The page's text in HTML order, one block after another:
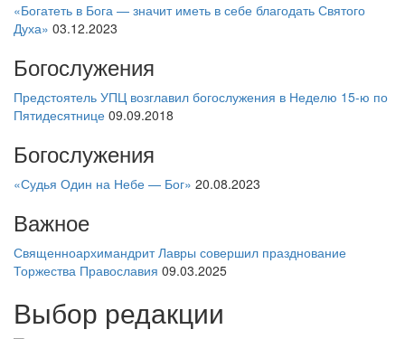
«Богатеть в Бога — значит иметь в себе благодать Святого
Духа» 03.12.2023
Богослужения
Предстоятель УПЦ возглавил богослужения в Неделю 15-ю по
Пятидесятнице 09.09.2018
Богослужения
«Судья Один на Небе — Бог» 20.08.2023
Важное
Священноархимандрит Лавры совершил празднование
Торжества Православия 09.03.2025
Выбор редакции